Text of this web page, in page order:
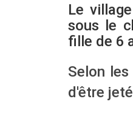
Le
sous le
fille de 6
Selon
d'être